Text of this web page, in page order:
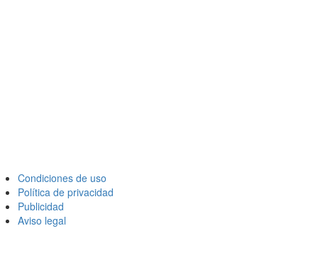
Condiciones de uso
Política de privacidad
Publicidad
Aviso legal